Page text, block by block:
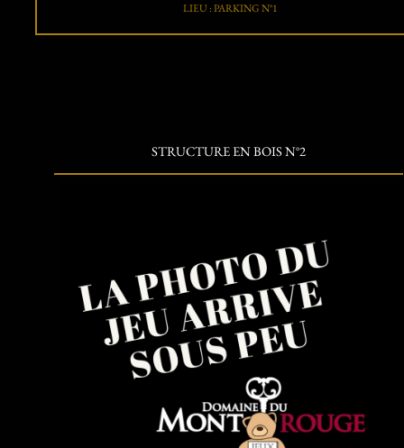
LIEU : PARKING N°1
STRUCTURE EN BOIS N°2